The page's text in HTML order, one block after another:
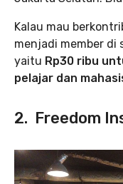
Kalau mau
menjadi member di
yaitu Rp30 ribu
pelajar dan
2. Freedom